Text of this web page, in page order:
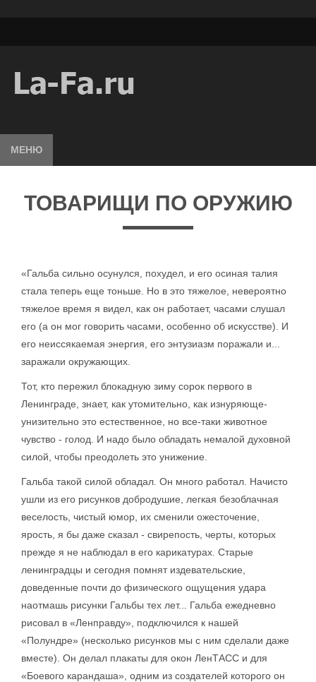
МЕНЮ
ТОВАРИЩИ ПО ОРУЖИЮ
«Гальба сильно осунулся, похудел, и его осиная талия
стала теперь еще тоньше. Но в это тяжелое, невероятно
тяжелое время я видел, как он работает, часами слушал
его (а он мог говорить часами, особенно об искусстве). И
его неиссякаемая энергия, его энтузиазм поражали и...
заражали окружающих.
Тот, кто пережил блокадную зиму сорок первого в
Ленинграде, знает, как утомительно, как изнуряюще-
унизительно это естественное, но все-таки животное
чувство - голод. И надо было обладать немалой духовной
силой, чтобы преодолеть это унижение.
Гальба такой силой обладал. Он много работал. Начисто
ушли из его рисунков добродушие, легкая безоблачная
веселость, чистый юмор, их сменили ожесточение,
ярость, я бы даже сказал - свирепость, черты, которых
прежде я не наблюдал в его карикатурах. Старые
ленинградцы и сегодня помнят издевательские,
доведенные почти до физического ощущения удара
наотмашь рисунки Гальбы тех лет... Гальба ежедневно
рисовал в «Ленправду», подключился к нашей
«Полундре» (несколько рисунков мы с ним сделали даже
вместе). Он делал плакаты для окон ЛенТАСС и для
«Боевого карандаша», одним из создателей которого он